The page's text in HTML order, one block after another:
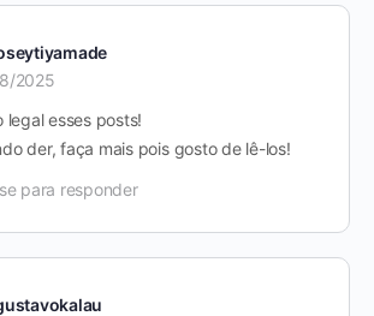
2025
legal esses posts!
der, faça mais pois gosto de lê-los!
para responder